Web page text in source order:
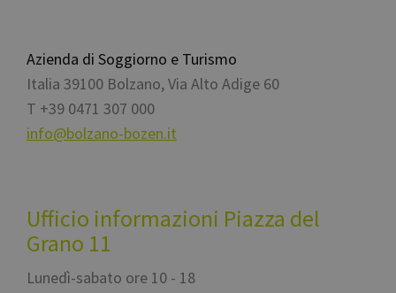
Azienda di Soggiorno e Turismo
Italia 39100 Bolzano,Via Alto Adige 60
T +39 0471 307 000
info@bolzano-bozen.it
Ufficio informazioni Piazza del
Grano 11
Lunedì-sabato ore 10 - 18